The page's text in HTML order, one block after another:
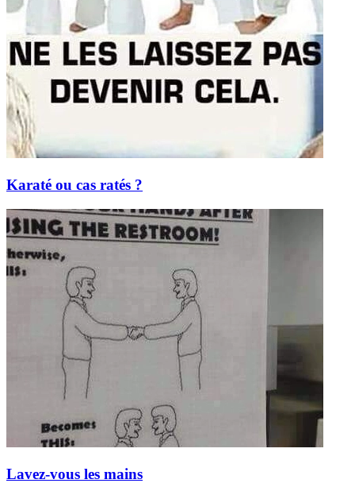
Karaté ou cas ratés ?
Lavez-vous les mains